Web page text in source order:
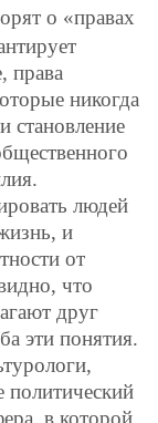
о «правах
права
никогда
становление
людей
и
от
что
друг
эти понятия.
политический
в которой